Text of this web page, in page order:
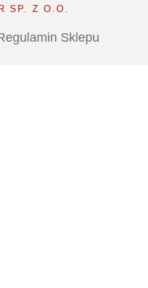
SP. Z O.O.
Sklepu